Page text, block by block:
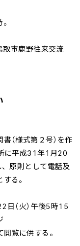
市鹿野往来交流
様式第２号）を作
に平成31年1月20
、原則として電話及
る。
日（火）午後5時15
覧に供する。